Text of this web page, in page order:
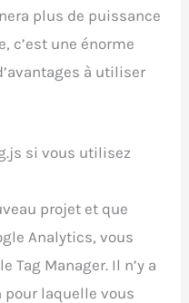
plus de puissance
c’est une énorme
à utiliser
si vous utilisez
projet et que
Analytics, vous
Tag Manager. Il n’y a
laquelle vous